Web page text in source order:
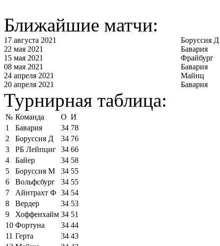
Ближайшие матчи:
17 августа 2021
Боруссия Д
22 мая 2021
Бавария
15 мая 2021
Фрайбург
08 мая 2021
Бавария
24 апреля 2021
Майнц
20 апреля 2021
Бавария
Турнирная таблица:
№ Команда О И
1
Бавария 34 78
2
Боруссия Д 34 76
3
РБ Лейпциг 34 66
4
Байер 34 58
5
Боруссия М 34 55
6
Вольфсбург 34 55
7
Айнтрахт Ф 34 54
8
Вердер 34 53
9
Хоффенхайм 34 51
10 Фортуна 34 44
11 Герта 34 43